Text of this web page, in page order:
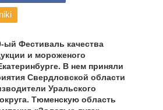
Фестиваль качества
и мороженого
В нем приняли
Свердловской области
Уральского
Тюменскую область